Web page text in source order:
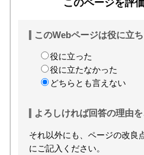
このWebページは役に立
役に立った
役に立たなかった
どちらとも言えない
よろしければ回答の理由
それ以外にも、ページの改良
にご記入ください。